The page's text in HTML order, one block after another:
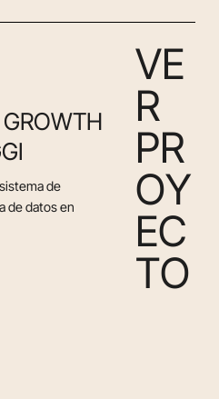
de
de datos en
VE
R
PR
OY
EC
TO